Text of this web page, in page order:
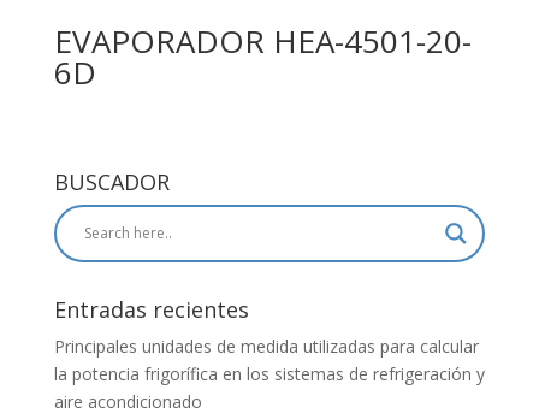
EVAPORADOR HEA-4501-20-
6D
BUSCADOR
Entradas recientes
Principales unidades de medida utilizadas para calcular
la potencia frigorífica en los sistemas de refrigeración y
aire acondicionado